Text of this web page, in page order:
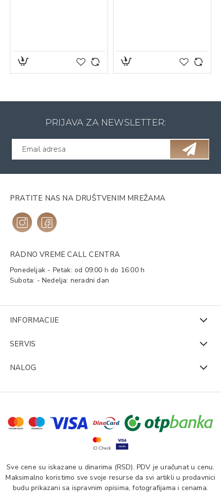
PRIJAVA ZA NEWSLETTER:
PRATITE NAS NA DRUŠTVENIM MREŽAMA
RADNO VREME CALL CENTRA
Ponedeljak - Petak: od 09:00 h do 16:00 h
Subota: - Nedelja: neradni dan
INFORMACIJE
SERVIS
NALOG
Sve cene su iskazane u dinarima (RSD). PDV je uračunat u cenu.
Maksimalno koristimo sve svoje resurse da svi artikli u prodavnici
budu prikazani sa ispravnim opisima, fotografijama i cenama.